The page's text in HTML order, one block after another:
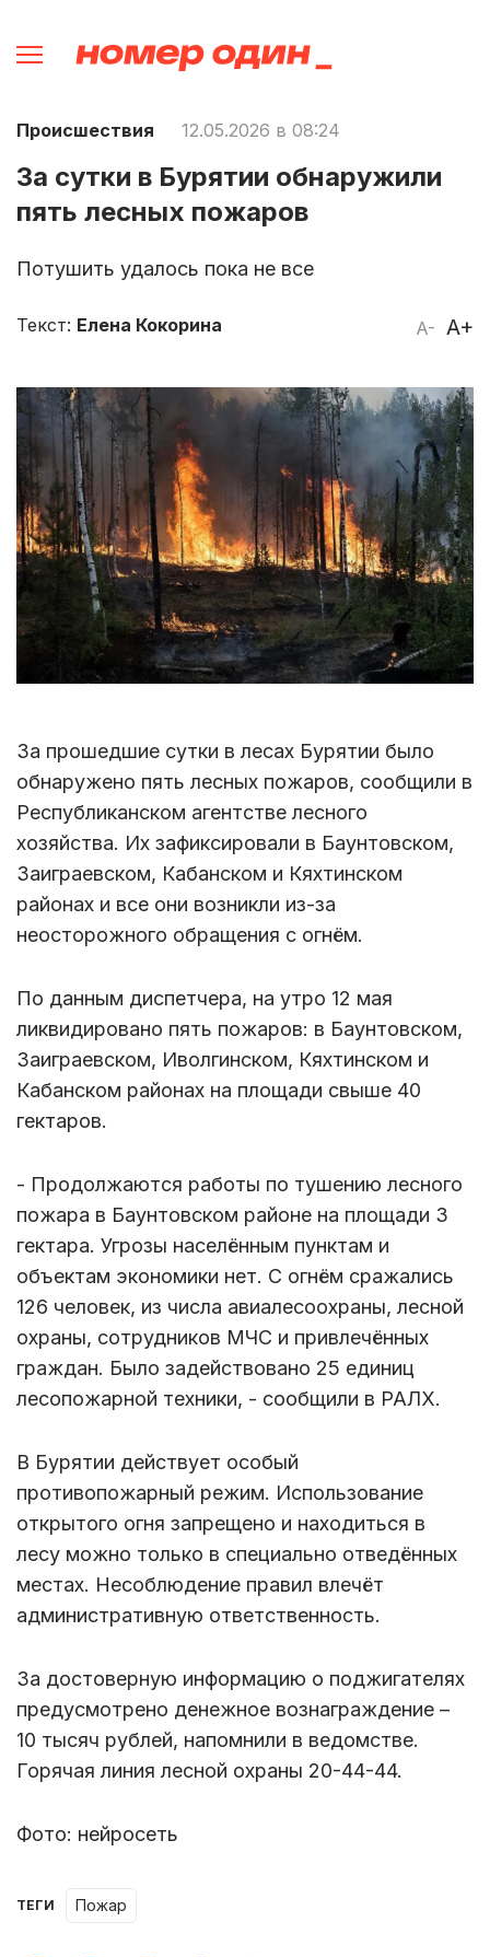
Происшествия 12.05.2026 в 08:24
За сутки в Бурятии обнаружили
пять лесных пожаров
Потушить удалось пока не все
A- A+
Текст: Елена Кокорина
За прошедшие сутки в лесах Бурятии было
обнаружено пять лесных пожаров, сообщили в
Республиканском агентстве лесного
хозяйства. Их зафиксировали в Баунтовском,
Заиграевском, Кабанском и Кяхтинском
районах и все они возникли из-за
неосторожного обращения с огнём.
По данным диспетчера, на утро 12 мая
ликвидировано пять пожаров: в Баунтовском,
Заиграевском, Иволгинском, Кяхтинском и
Кабанском районах на площади свыше 40
гектаров.
- Продолжаются работы по тушению лесного
пожара в Баунтовском районе на площади 3
гектара. Угрозы населённым пунктам и
объектам экономики нет. С огнём сражались
126 человек, из числа авиалесоохраны, лесной
охраны, сотрудников МЧС и привлечённых
граждан. Было задействовано 25 единиц
лесопожарной техники, - сообщили в РАЛХ.
В Бурятии действует особый
противопожарный режим. Использование
открытого огня запрещено и находиться в
лесу можно только в специально отведённых
местах. Несоблюдение правил влечёт
административную ответственность.
За достоверную информацию о поджигателях
предусмотрено денежное вознаграждение –
10 тысяч рублей, напомнили в ведомстве.
Горячая линия лесной охраны 20-44-44.
Фото: нейросеть
ТЕГИ пожар